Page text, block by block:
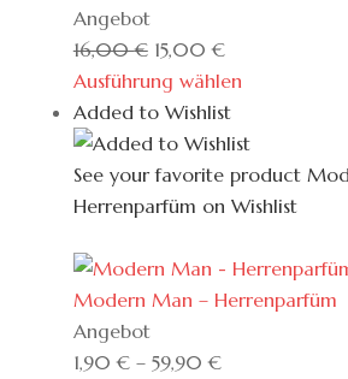
AngebotProdukt
im
Angebot
16,00€ Ursprünglicher
Preis
war:
16,00 €
15,00€Aktueller
Preis
ist:
15,00 €.
Ausführung wählen
Added to Wishlist
See your favorite product
Herrenparfüm on Wishlist
Modern Man – Herrenparfüm
AngebotProdukt
im
1,90€– 59,90€